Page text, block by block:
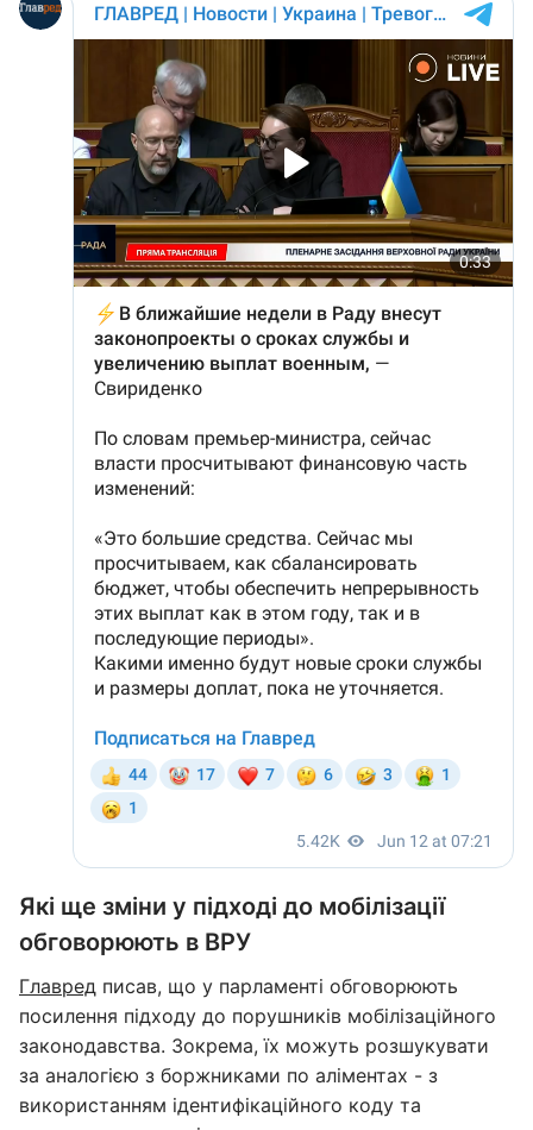
Які ще зміни у підході до мобілізації
обговорюють в ВРУ
Главред писав, що у парламенті обговорюють
посилення підходу до порушників мобілізаційного
законодавства. Зокрема, їх можуть розшукувати
за аналогією з боржниками по аліментах - з
використанням ідентифікаційного коду та